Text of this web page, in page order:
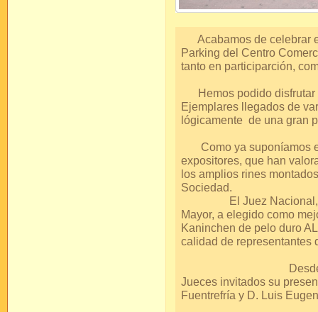
Acabamos de celebrar
Parking del Centro
tanto en participarción,
Hemos podido disfrutar
Ejemplares llegados de
lógicamente de una gran
Como ya suponíamos
expositores, que han
los amplios rines
El Juez Nacional,
Mayor, a elegido como
Kaninchen de pelo duro
calidad de
Desde estas
Jueces invitados su
Fuentrefría y